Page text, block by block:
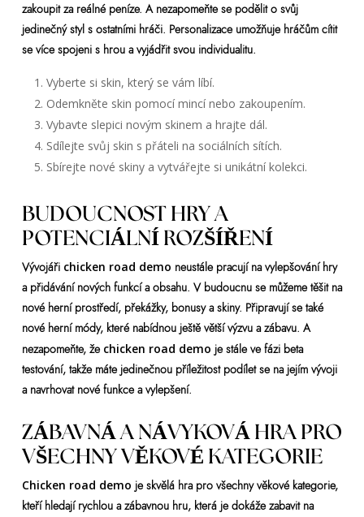
zakoupit za reálné peníze. A nezapomeňte se podělit o svůj
jedinečný styl s ostatními hráči. Personalizace umožňuje hráčům cítit
se více spojeni s hrou a vyjádřit svou individualitu.
Vyberte si skin, který se vám líbí.
Odemkněte skin pomocí mincí nebo zakoupením.
Vybavte slepici novým skinem a hrajte dál.
Sdílejte svůj skin s přáteli na sociálních sítích.
Sbírejte nové skiny a vytvářejte si unikátní kolekci.
BUDOUCNOST HRY A
POTENCIÁLNÍ ROZŠÍŘENÍ
Vývojáři chicken road demo neustále pracují na vylepšování hry
a přidávání nových funkcí a obsahu. V budoucnu se můžeme těšit na
nové herní prostředí, překážky, bonusy a skiny. Připravují se také
nové herní módy, které nabídnou ještě větší výzvu a zábavu. A
nezapomeňte, že chicken road demo je stále ve fázi beta
testování, takže máte jedinečnou příležitost podílet se na jejím vývoji
a navrhovat nové funkce a vylepšení.
ZÁBAVNÁ A NÁVYKOVÁ HRA PRO
VŠECHNY VĚKOVÉ KATEGORIE
Chicken road demo je skvělá hra pro všechny věkové kategorie,
kteří hledají rychlou a zábavnou hru, která je dokáže zabavit na